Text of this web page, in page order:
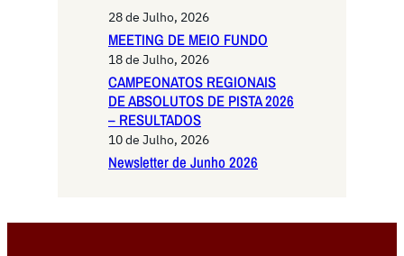
28 de Julho, 2026
MEETING DE MEIO FUNDO
18 de Julho, 2026
CAMPEONATOS REGIONAIS
DE ABSOLUTOS DE PISTA 2026
– RESULTADOS
10 de Julho, 2026
Newsletter de Junho 2026